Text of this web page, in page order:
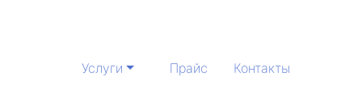
Услуги Прайс
Контакты